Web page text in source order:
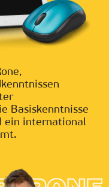
Basiskenntnisse
ein international